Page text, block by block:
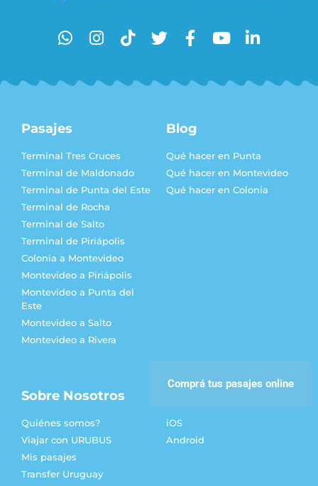
Comprá tus pasajes online
Pasajes
Terminal Tres Cruces
Terminal de Maldonado
Terminal de Punta del Este
Terminal de Rocha
Terminal de Salto
Terminal de Piriápolis
Colonia a Montevideo
Montevideo a Piriápolis
Montevideo a Punta del
Este
Montevideo a Salto
Montevideo a Rivera
Blog
Qué hacer en Punta
Qué hacer en Montevideo
Qué hacer en Colonia
Sobre Nosotros
Quiénes somos?
Viajar con URUBUS
Mis pasajes
Transfer Uruguay
iOS
Android